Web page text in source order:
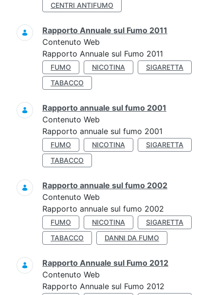
CENTRI ANTIFUMO
Rapporto Annuale sul Fumo 2011
Contenuto Web
Rapporto Annuale sul Fumo 2011
FUMO NICOTINA
SIGARETTA
TABACCO
Rapporto annuale sul fumo 2001
Contenuto Web
Rapporto annuale sul fumo 2001
FUMO NICOTINA
SIGARETTA
TABACCO
Rapporto annuale sul fumo 2002
Contenuto Web
Rapporto annuale sul fumo 2002
FUMO NICOTINA
SIGARETTA
TABACCO
DANNI DA FUMO
Rapporto Annuale sul Fumo 2012
Contenuto Web
Rapporto Annuale sul Fumo 2012